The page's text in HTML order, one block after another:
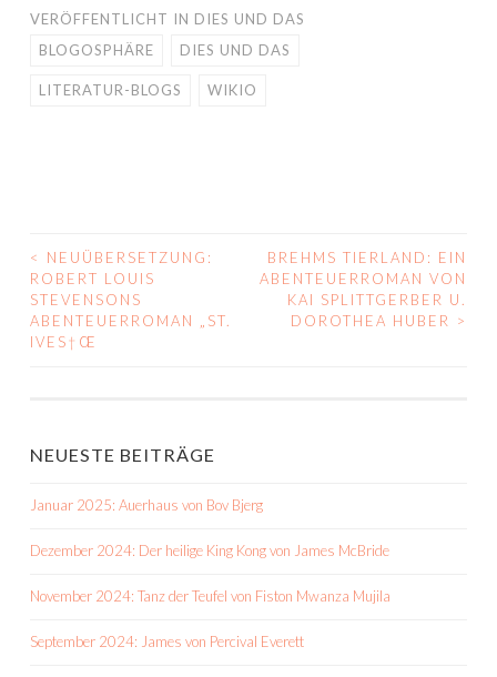
VERÖFFENTLICHT IN DIES UND DAS
BLOGOSPHÄRE
DIES UND DAS
LITERATUR-BLOGS WIKIO
BEITRAGS-
NAVIGATION
<
NEUÜBERSETZUNG:
ROBERT LOUIS
STEVENSONS
ABENTEUERROMAN „ST.
IVES†Œ
BREHMS TIERLAND: EIN
ABENTEUERROMAN VON
KAI SPLITTGERBER U.
DOROTHEA HUBER
>
NEUESTE BEITRÄGE
Januar 2025: Auerhaus von Bov Bjerg
Dezember 2024: Der heilige King Kong von James McBride
November 2024: Tanz der Teufel von Fiston Mwanza Mujila
September 2024: James von Percival Everett